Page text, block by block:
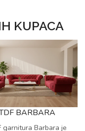
KUPACA
BARBARA
garnitura Barbara je